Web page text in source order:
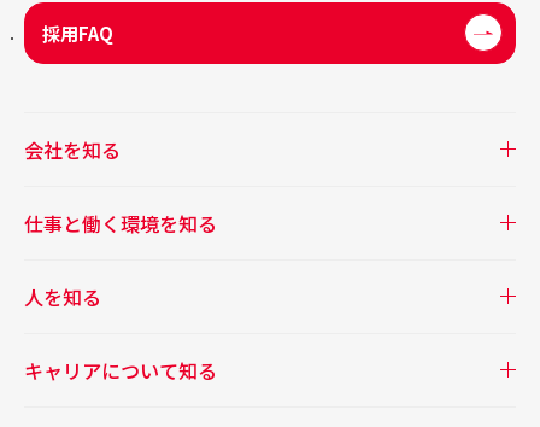
採用FAQ
会社を知る
仕事と働く環境を知る
人を知る
キャリアについて知る